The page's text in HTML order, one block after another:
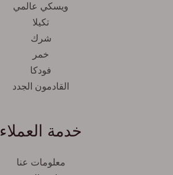
ويسكي عالمي
تكيلا
شرك
خمر
فودكا
القادمون الجدد
خدمة العملاء
معلومات عنا
Српски језик